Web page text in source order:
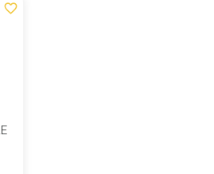
favorite_border